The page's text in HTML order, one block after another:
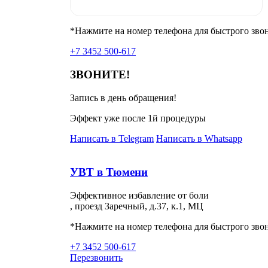
*Нажмите на номер телефона для быстрого
+7 3452 500-617
ЗВОНИТЕ!
Запись в день обращения!
Эффект уже после 1й процедуры
Написать в Telegram Написать в Whatsapp
УВТ в Тюмени
Эффективное избавление от боли
, проезд Заречный, д.37, к.1, МЦ
*Нажмите на номер телефона для быстрого
+7 3452 500-617
Перезвонить